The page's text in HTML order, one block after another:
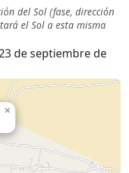
del Sol (fase, dirección
el Sol a esta misma
de septiembre de
×